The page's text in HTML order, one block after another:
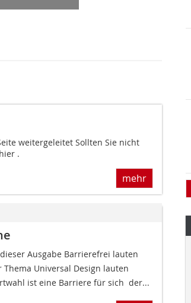
weitergeleitet Sollten Sie nicht
.
mehr
Ausgabe Barrierefrei lauten
Universal Design lauten
ist eine Barriere für sich  der...